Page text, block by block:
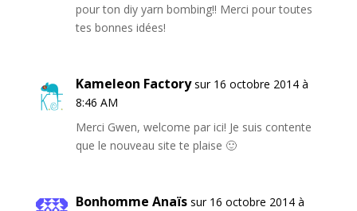
pour ton diy yarn bombing!! Merci pour toutes
tes bonnes idées!
Kameleon Factory sur 16 octobre 2014 à
8:46 AM
Merci Gwen, welcome par ici! Je suis contente
que le nouveau site te plaise 🙂
Bonhomme Anaïs sur 16 octobre 2014 à